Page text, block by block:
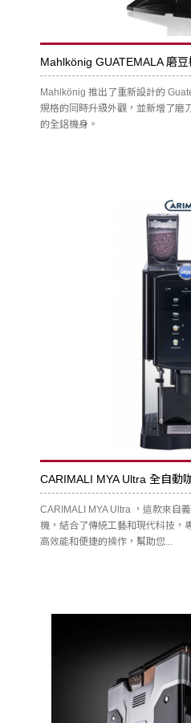
Mahlkönig GUATEMALA 磨豆
Mahlkönig 推出了重新設計的
規格的同時升級外觀，並新增了磨
的全鋁機身。
CARIMALI MYA Ultra 全自動
CARIMALI MYA Ultra ，這款來自
機，結合了傳統工藝和現代科技，
高效能和便捷的操作，幫助您...